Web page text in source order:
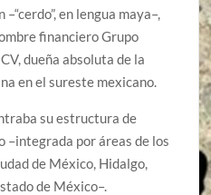
en lengua maya–,
financiero Grupo
dueña absoluta de la
en el sureste mexicano.
su estructura de
–integrada por áreas de los
de México, Hidalgo,
de México–.